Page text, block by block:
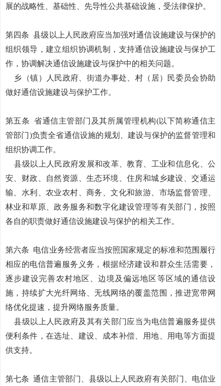
展的战略性、基础性、先导性公共基础设施，受法律保护。
第四条 县级以上人民政府应当加强对通信设施建设与保护的
组织领导，建立组织协调机制，支持通信设施建设与保护工
作，协调解决通信设施建设与保护中的相关问题。
乡（镇）人民政府、街道办事处、村（居）民委员会协助
做好通信设施建设与保护工作。
第五条 省通信主管部门及其所属管理机构(以下简称通信主
管部门)负责全省通信设施的规划、建设与保护的监督管理和
组织协调工作。
县级以上人民政府发展和改革、教育、工业和信息化、公
安、财政、自然资源、生态环境、住房和城乡建设、交通运
输、水利、农业农村、商务、文化和旅游、市场监督管理、
林业和草原、政务服务和数字化建设管理等有关部门，按照
各自的职责做好通信设施建设与保护的相关工作。
第六条 电信业务经营者应当按照国家规定的标准和范围履行
相应的电信普遍服务义务，根据经济建设和群众生活需要，
逐步建设完善农村地区、边境及偏远地区等区域的通信设
施，持续扩大光纤网络、无线网络的覆盖范围，推进宽带网
络优化提速，提升网络服务质量。
县级以上人民政府及其有关部门应当为电信普遍服务提供
便利条件，在选址、建设、成本补偿、用地、用电等方面提
供支持。
第七条 通信主管部门、县级以上人民政府有关部门、电信业